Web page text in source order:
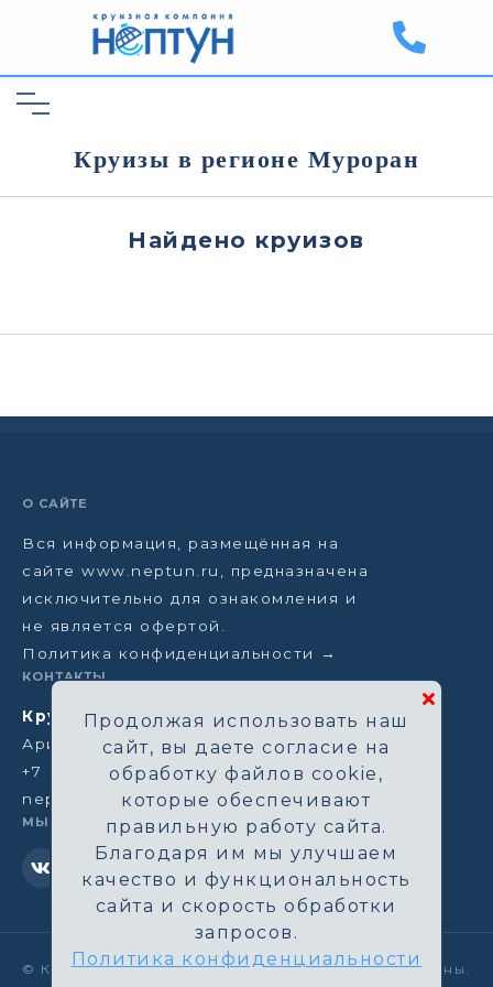
Круизы в регионе Муроран
Найдено круизов
О САЙТЕ
Вся информация, размещённая на
сайте www.neptun.ru, предназначена
исключительно для ознакомления и
не является офертой.
Политика конфиденциальности →
КОНТАКТЫ
Круизная компания Нептун
Аристарховский пер, 3/1, Москва
+7 (964) 583-14-96
neptun@aha.ru
МЫ В СЕТИ
© Круизная компания Нептун. Все права защищены.
Продолжая использовать наш
сайт, вы даете согласие на
обработку файлов cookie,
которые обеспечивают
правильную работу сайта.
Благодаря им мы улучшаем
качество и функциональность
сайта и скорость обработки
запросов.
Политика конфиденциальности